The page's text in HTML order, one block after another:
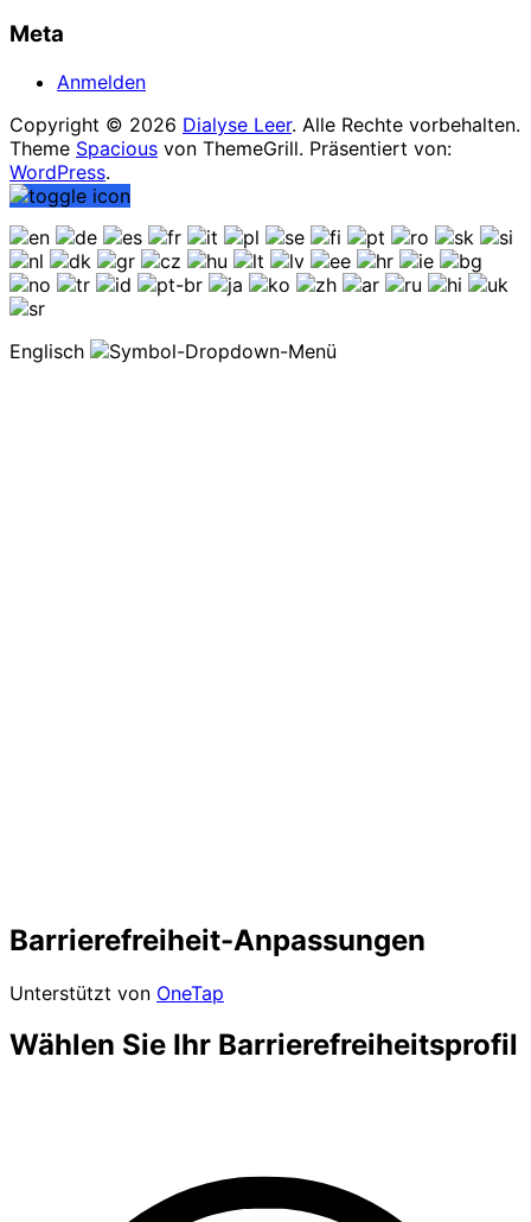
Meta
Anmelden
Copyright © 2026 Dialyse Leer. Alle Rechte vorbehalten.
Theme Spacious von ThemeGrill. Präsentiert von:
WordPress.
Englisch
Barrierefreiheit-Anpassungen
Unterstützt von OneTap
Wählen Sie Ihr Barrierefreiheitsprofil